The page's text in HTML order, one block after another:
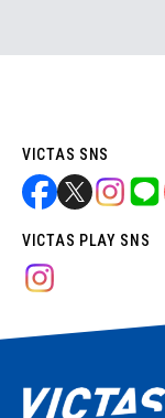
VICTAS SNS
VICTAS PLAY SNS